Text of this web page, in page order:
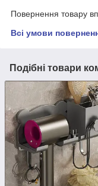
Повернення товару
Всі умови
Подібні товари